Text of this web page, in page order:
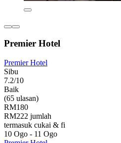
Premier Hotel
Premier Hotel
Sibu
7.2/10
Baik
(65 ulasan)
RM180
RM222 jumlah
termasuk cukai & fi
10 Ogo - 11 Ogo